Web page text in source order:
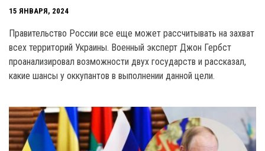
15 ЯНВАРЯ, 2024
Правительство России все еще может рассчитывать на захват
всех территорий Украины. Военный эксперт Джон Гербст
проанализировал возможности двух государств и рассказал,
какие шансы у оккупантов в выполнении данной цели.